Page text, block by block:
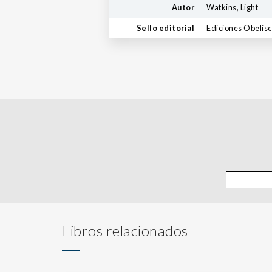
Autor Watkins, Light
Sello editorial Ediciones
Libros relacionados